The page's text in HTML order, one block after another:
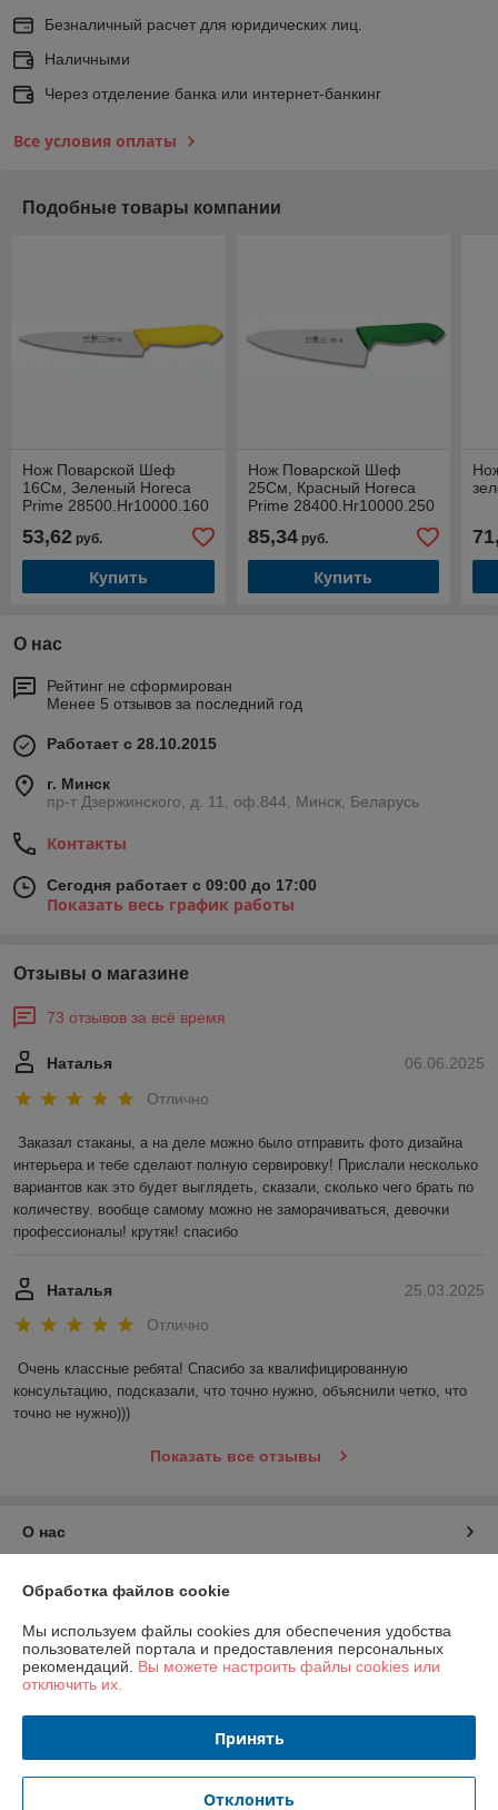
Безналичный расчет для юридических лиц.
Наличными
Через отделение банка или интернет-банкинг
Все условия оплаты
Подобные товары компании
Нож Поварской Шеф
16См, Зеленый Horeca
Prime 28500.Hr10000.160
53,62 руб.
Купить
Нож Поварской Шеф
25См, Красный Horeca
Prime 28400.Hr10000.250
85,34руб.
Купить
О нас
Рейтинг не сформирован
Менее 5 отзывов за последний год
Работает с 28.10.2015
г. Минск
пр-т Дзержинского, д. 11, оф.844, Минск, Беларусь
Контакты
Сегодня работает с 09:00 до 17:00
Показать весь график работы
Отзывы о магазине
73 отзывов за всё время
06.06.2025
Наталья
Отлично
Заказал стаканы, а на деле можно было отправить фото дизайна
интерьера и тебе сделают полную сервировку! Прислали несколько
вариантов как это будет выглядеть, сказали, сколько чего брать по
количеству. вообще самому можно не заморачиваться, девочки
профессионалы! крутяк! спасибо
25.03.2025
Наталья
Отлично
Очень классные ребята! Спасибо за квалифицированную
консультацию, подсказали, что точно нужно, объяснили четко, что
точно не нужно)))
Показать все отзывы
О нас
Контакты
Доставка и оплата
График работы
Политика обработки cookies
Обработка файлов cookie
Мы используем файлы cookies для обеспечения удобства
пользователей портала и предоставления персональных
рекомендаций. Вы можете настроить файлы cookies или
отключить их.
Принять
Отклонить